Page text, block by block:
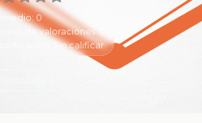
0
de valoraciones:0
Sin calificar